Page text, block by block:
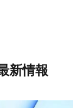
新情報